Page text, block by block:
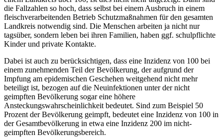
die Fallzahlen so hoch, dass selbst bei einem Ausbruch in einem
fleischverarbeitenden Betrieb Schutzmaßnahmen für den gesamten
Landkreis notwendig sind. Die Menschen arbeiten ja nicht nur
tagsüber, sondern leben bei ihren Familien, haben ggf. schulpflichte
Kinder und private Kontakte.
Dabei ist auch zu berücksichtigen, dass eine Inzidenz von 100 bei
einem zunehmenden Teil der Bevölkerung, der aufgrund der
Impfung am epidemischen Geschehen weitgehend nicht mehr
beteiligt ist, bezogen auf die Neuinfektionen unter der nicht
geimpften Bevölkerung sogar eine höhere
Ansteckungswahrscheinlichkeit bedeutet. Sind zum Beispiel 50
Prozent der Bevölkerung geimpft, bedeutet eine Inzidenz von 100 in
der Gesamtbevölkerung in etwa eine Inzidenz 200 im nicht-
geimpften Bevölkerungsbereich.